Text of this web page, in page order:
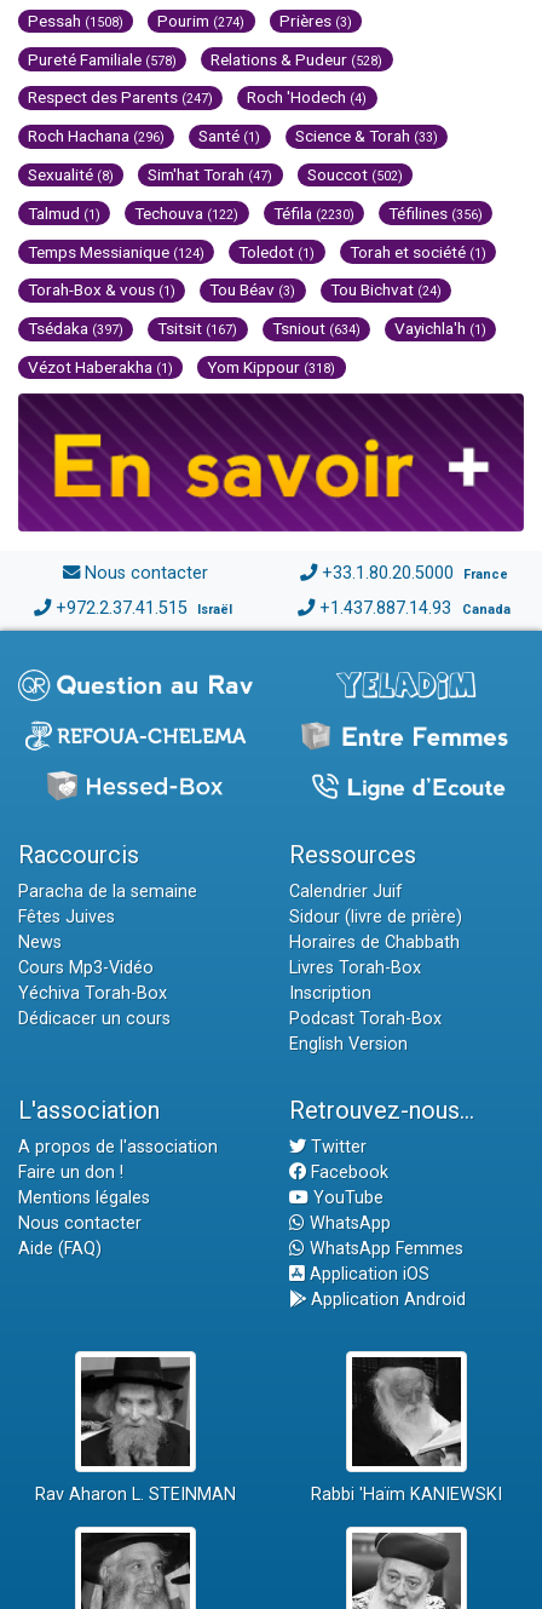
Pessah (1508) Pourim (274) Prières (3)
Pureté Familiale (578) Relations & Pudeur (528)
Respect des Parents (247) Roch 'Hodech (4)
Roch Hachana (296) Santé (1) Science & Torah (33)
Sexualité (8) Sim'hat Torah (47) Souccot (502)
Talmud (1) Techouva (122) Téfila (2230) Téfilines (356)
Temps Messianique (124) Toledot (1) Torah et société (1)
Torah-Box & vous (1) Tou Béav (3) Tou Bichvat (24)
Tsédaka (397) Tsitsit (167) Tsniout (634) Vayichla'h (1)
Vézot Haberakha (1) Yom Kippour (318)
Nous contacter +33.1.80.20.5000 France
+972.2.37.41.515 Israël +1.437.887.14.93 Canada
Raccourcis
Paracha de la semaine
Fêtes Juives
News
Cours Mp3-Vidéo
Yéchiva Torah-Box
Dédicacer un cours
Ressources
Calendrier Juif
Sidour (livre de prière)
Horaires de Chabbath
Livres Torah-Box
Inscription
Podcast Torah-Box
English Version
L'association
A propos de l'association
Faire un don !
Mentions légales
Nous contacter
Aide (FAQ)
Retrouvez-nous...
Twitter
Facebook
YouTube
WhatsApp
WhatsApp Femmes
Application iOS
Application Android
Rav Aharon L. STEINMAN Rabbi 'Haïm KANIEWSKI